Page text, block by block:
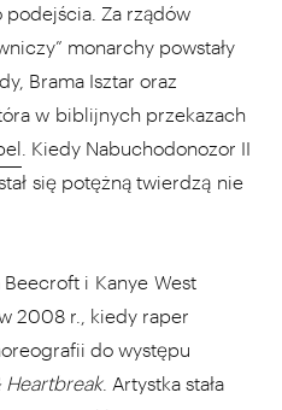
Za rządów
monarchy powstały
Brama Isztar oraz
w biblijnych przekazach
. Kiedy Nabuchodonozor II
się potężną twierdzą nie
Beecroft i Kanye West
2008 r., kiedy raper
do występu
Heartbreak. Artystka stała